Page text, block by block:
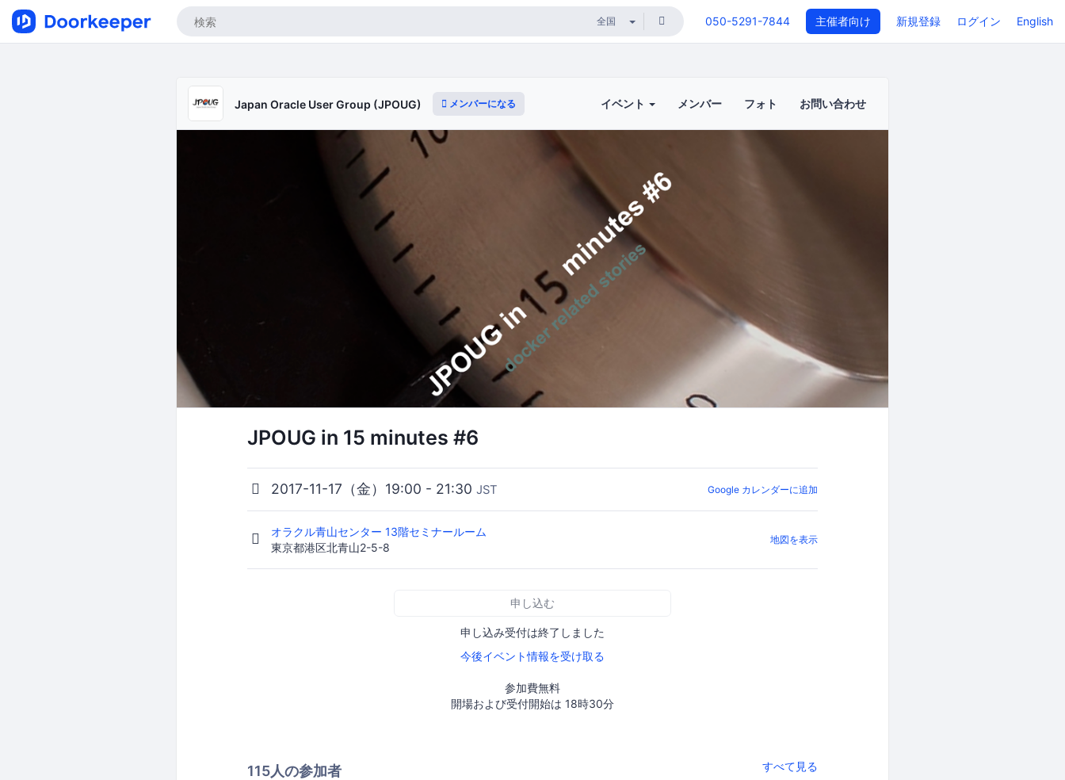
050-5291-7844 主催者向け 新規登録 ログイン English
Japan Oracle User Group (JPOUG) メンバーになる イベント メンバー フォト お問い合わせ
JPOUG in 15 minutes #6
2017-11-17（金）19:00 - 21:30 JST Google カレンダーに追加
オラクル青山センター 13階セミナールーム
東京都港区北青山2-5-8
地図を表示
申し込む
申し込み受付は終了しました
今後イベント情報を受け取る
参加費無料
開場および受付開始は 18時30分
115人の参加者 すべて見る